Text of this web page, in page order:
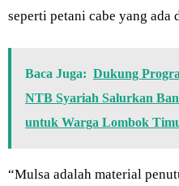
seperti petani cabe yang ada
Baca Juga: Dukung
NTB Syariah Salurkan
untuk Warga Lombok
“Mulsa adalah material